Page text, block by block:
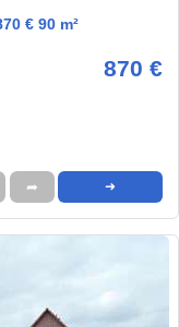
€ 90 m²
870 €
➦ ➜